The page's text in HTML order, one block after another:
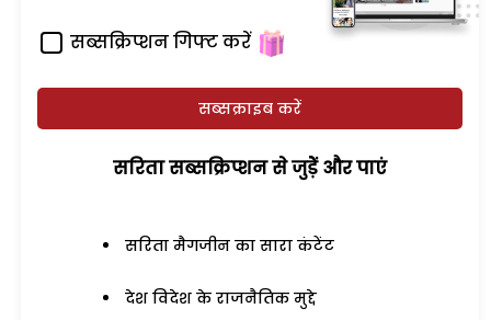
सब्सक्रिप्शन गिफ्ट करें
सब्सक्राइब करें
सरिता सब्सक्रिप्शन से जुड़ेें और पाएं
सरिता मैगजीन का सारा कंटेंट
देश विदेश के राजनैतिक मुद्दे